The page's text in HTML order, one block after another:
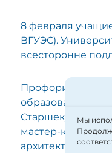
Мы
8 февраля
ВГУЭС).
всесторонне
Профориентатор
Старшекурсники
мастер-классы
архитектура,